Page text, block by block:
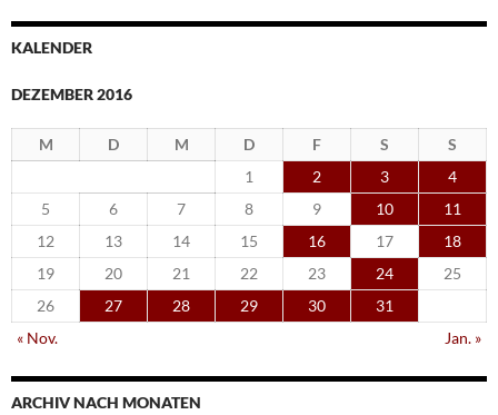
KALENDER
DEZEMBER 2016
M D M D F S
S
1
2 3
4
5
6 7 8 9 10
11
12
13 14 15 16 17
18
19
20 21 22 23 24
25
26
27 28 29 30
31
« Nov.
Jan. »
ARCHIV NACH MONATEN